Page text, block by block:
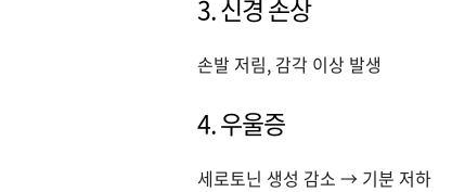
3. 신경 손상
손발 저림, 감각 이상 발생
4. 우울증
세로토닌 생성 감소 → 기분 저하